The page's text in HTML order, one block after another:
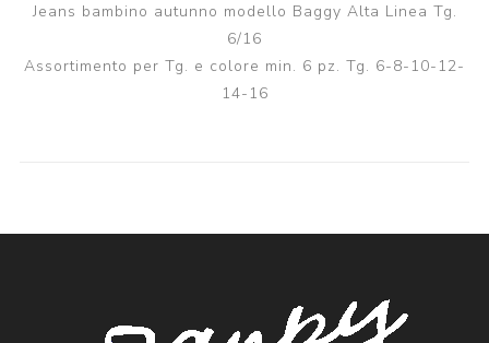
Jeans bambino autunno modello Baggy Alta Linea Tg.
6/16
Assortimento per Tg. e colore min. 6 pz. Tg. 6-8-10-12-
14-16